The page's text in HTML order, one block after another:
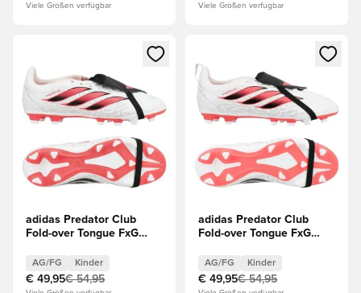
Viele Größen verfügbar Viele Größen verfügbar
Öffnet ein Fenster zum Anmelden oder Registrieren als
adidas Predator Club
Fold-over Tongue FxG
AG/FG Kinder
€ 49,95€ 54,95
Öffnet ein Fenster zum
adidas Predator Club
Fold-over Tongue FxG
AG/FG Kinder
€ 49,95€ 54,95